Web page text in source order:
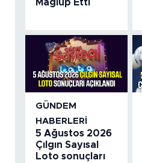
Mağlup Etti
GÜNDEM
HABERLERI
5 Ağustos 2026
Çılgın Sayısal
Loto sonuçları